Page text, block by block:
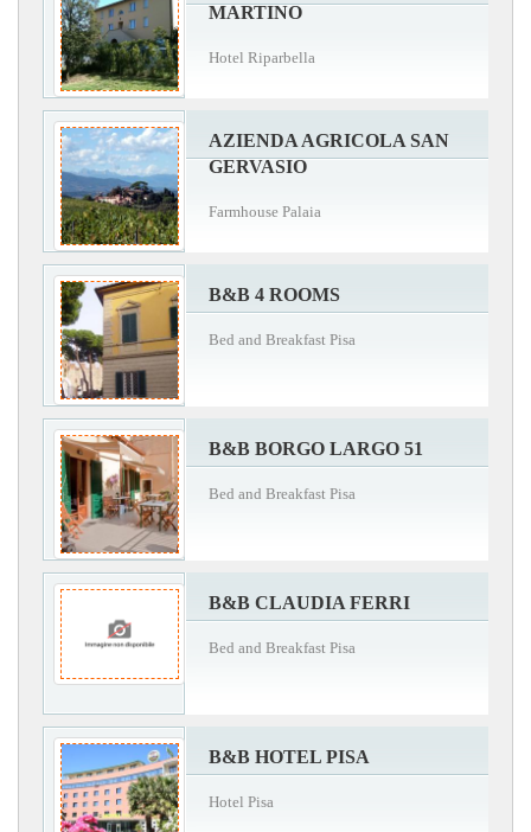
MARTINO
Hotel Riparbella
AZIENDA AGRICOLA SAN
GERVASIO
Farmhouse Palaia
B&B 4 ROOMS
Bed and Breakfast Pisa
B&B BORGO LARGO 51
Bed and Breakfast Pisa
B&B CLAUDIA FERRI
Bed and Breakfast Pisa
B&B HOTEL PISA
Hotel Pisa